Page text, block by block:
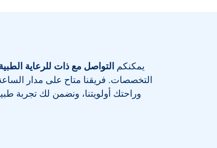
يمكنكم التواصل مع ذات للرعاية
التخصصات. فريقنا متاح على مدار
وراحتك أولويتنا، ونضمن لك تجربة